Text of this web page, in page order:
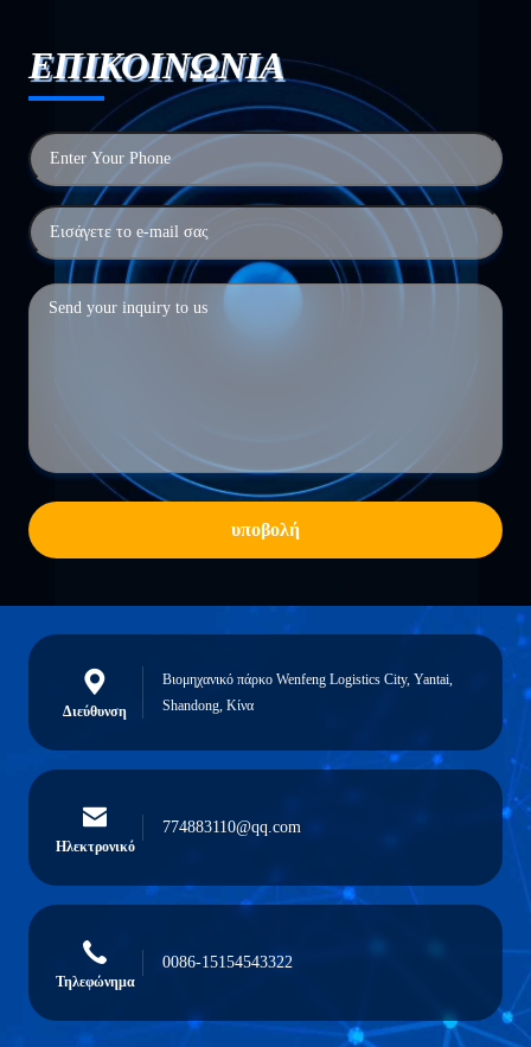
ΕΠΙΚΟΙΝΩΝΙΑ
υποβολή
Διεύθυνση
Βιομηχανικό πάρκο Wenfeng Logistics City, Yantai,
Shandong, Κίνα
Ηλεκτρονικό
774883110@qq.com
Τηλεφώνημα
0086-15154543322